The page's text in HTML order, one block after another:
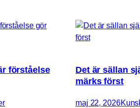
förståelse
Det är sällan
märks först
maj 22, 2026